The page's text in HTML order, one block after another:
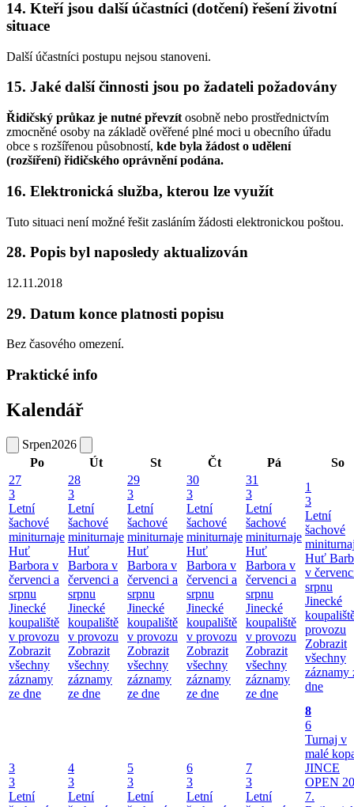
14. Kteří jsou další účastníci (dotčení) řešení životní
situace
Další účastníci postupu nejsou stanoveni.
15. Jaké další činnosti jsou po žadateli požadovány
Řidičský průkaz je nutné převzít osobně nebo prostřednictvím
zmocněné osoby na základě ověřené plné moci u obecního úřadu
obce s rozšířenou působností, kde byla žádost o udělení
(rozšíření) řidičského oprávnění podána.
16. Elektronická služba, kterou lze využít
Tuto situaci není možné řešit zasláním žádosti elektronickou poštou.
28. Popis byl naposledy aktualizován
12.11.2018
29. Datum konce platnosti popisu
Bez časového omezení.
Praktické info
Kalendář
Srpen2026
Po
Út St Čt Pá
So
27
3
Letní
šachové
miniturnaje
Huť
Barbora v
červenci a
srpnu
Jinecké
koupaliště
v provozu
Zobrazit
všechny
záznamy
ze dne
28
3
Letní
šachové
miniturnaje
Huť
Barbora v
červenci a
srpnu
Jinecké
koupaliště
v provozu
Zobrazit
všechny
záznamy
ze dne
29
3
Letní
šachové
miniturnaje
Huť
Barbora v
červenci a
srpnu
Jinecké
koupaliště
v provozu
Zobrazit
všechny
záznamy
ze dne
30
3
Letní
šachové
miniturnaje
Huť
Barbora v
červenci a
srpnu
Jinecké
koupaliště
v provozu
Zobrazit
všechny
záznamy
ze dne
31
3
Letní
šachové
miniturnaje
Huť
Barbora v
červenci a
srpnu
Jinecké
koupaliště
v provozu
Zobrazit
všechny
záznamy
ze dne
1
3
Letní
šachové
Huť
v
srpnu
Jinecké
provozu
Zobrazit
všechny
záznamy
dne
3
3
Letní
4
3
Letní
5
3
Letní
6
3
Letní
7
3
Letní
8
6
Turnaj v
malé
JINCE
OPEN
7.